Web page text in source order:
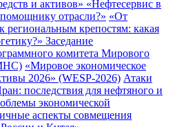
и активов» «Нефтесервис в
отрасли?» «От
региональным крепостям: какая
Заседание
комитета Мирового
«Мировое экономическое
2026» (WESP-2026) Атаки
последствия для нефтяного и
экономической
аспекты совмещения